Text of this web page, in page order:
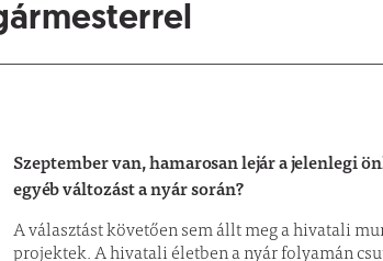
Szeptember van, hamarosan lejár a jelenlegi
egyéb változást a nyár során?
A választást követően sem állt meg a hivatali
projektek. A hivatali életben a nyár folyamán